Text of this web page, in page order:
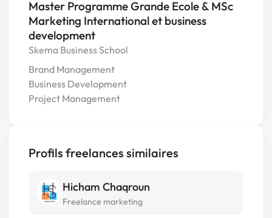
Master Programme Grande Ecole & MSc
Marketing International et business
development
Skema Business School
Brand Management
Business Development
Project Management
Profils freelances similaires
Hicham Chaqroun
Freelance marketing